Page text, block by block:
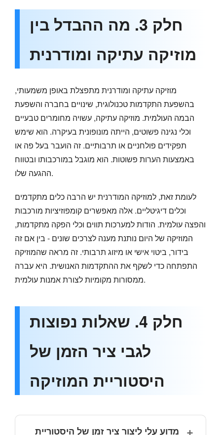
חלק 3. מה ההבדל בין
מוזיקה עתיקה ומודרנית
מוזיקה עתיקה ומודרנית מתפצלת באופן משמעותי,
בהשפעת התקדמות טכנולוגית, שינויים בחברה והשפעת
הבמה העולמית. מוזיקה עתיקה, עשויה מחומרים טבעיים
וכלי נגינה פשוטים, הייתה מונופונית בעיקרה. הוא שימש
תפקידים פולחניים או תרבותיים. זה הועבר בעל פה או
באמצעות הערות פשוטות. הוא מוגבל במורכבותו ובטווח
ההגעה שלו.
לעומת זאת, למוזיקה המודרנית יש הרבה כלים מתקדמים
וכלים דיגיטליים. אלה מאפשרים קומפוזיציות מורכבות
והפצה עולמית. הודות למערכות תווים וכלי הפקה מתקדמות,
המוזיקה של היום נותנת מענה לצרכים שונים - בין אם זה
בידור, ביטוי אישי או מיזוג תרבותי. זה מראה שהמוזיקה
התפתחה כדי לשקף את ההתקדמות האנושית. היא עברה
ממסורות מקומיות לצורת אמנות עולמית.
חלק 4. שאלות נפוצות
לגבי ציר הזמן של
היסטוריית המוזיקה
מדוע עלי ליצור ציר זמן של היסטוריית